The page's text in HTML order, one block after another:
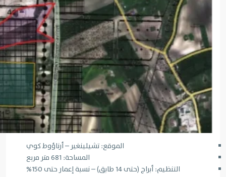
الموقع: تشيلينغير – أرناؤوط كوي
المساحة: 681 متر مربع
التنظيم: أبراج (حتى 14 طابق) – نسبة إعمار حتى 150%